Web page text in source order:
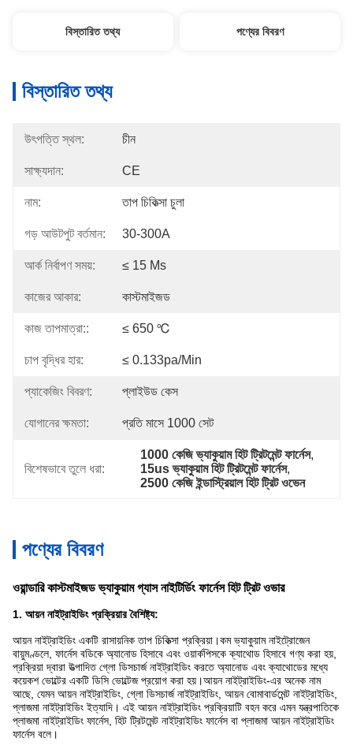
বিস্তারিত তথ্য পণ্যের বিবরণ
বিস্তারিত তথ্য
উৎপত্তি স্থল: চীন
সাক্ষ্যদান: CE
নাম: তাপ চিকিত্সা চুলা
গড় আউটপুট বর্তমান: 30-300A
আর্ক নির্বাপণ সময়: ≤ 15 Μs
কাজের আকার: কাস্টমাইজড
কাজ তাপমাত্রা:: ≤ 650 ℃
চাপ বৃদ্ধির হার: ≤ 0.133pa/min
প্যাকেজিং বিবরণ: প্লাইউড কেস
যোগানের ক্ষমতা: প্রতি মাসে 1000 সেট
বিশেষভাবে তুলে ধরা:
1000 কেজি ভ্যাকুয়াম হিট ট্রিটমেন্ট ফার্নেস,
15us ভ্যাকুয়াম হিট ট্রিটমেন্ট ফার্নেস,
2500 কেজি ইন্ডাস্ট্রিয়াল হিট ট্রিট ওভেন
পণ্যের বিবরণ
ওয়ান্ডারি কাস্টমাইজড ভ্যাকুয়াম গ্যাস নাইটির্ডিং ফার্নেস হিট ট্রিট ওভার
1. আয়ন নাইট্রাইডিং প্রক্রিয়ার বৈশিষ্ট্য:
আয়ন নাইট্রাইডিং একটি রাসায়নিক তাপ চিকিত্সা প্রক্রিয়া।কম ভ্যাকুয়াম নাইট্রোজেন
বায়ুমণ্ডলে, ফার্নেস বডিকে অ্যানোড হিসাবে এবং ওয়ার্কপিসকে ক্যাথোড হিসাবে গণ্য করা হয়,
প্রক্রিয়া দ্বারা উত্পাদিত গ্লো ডিসচার্জ নাইট্রাইডিং করতে অ্যানোড এবং ক্যাথোডের মধ্যে
কয়েকশ ভোল্টের একটি ডিসি ভোল্টেজ প্রয়োগ করা হয়।আয়ন নাইট্রাইডিং-এর অনেক নাম
আছে, যেমন আয়ন নাইট্রাইডিং, গ্লো ডিসচার্জ নাইট্রাইডিং, আয়ন বোমাবার্ডমেন্ট নাইট্রাইডিং,
প্লাজমা নাইট্রাইডিং ইত্যাদি। এই আয়ন নাইট্রাইডিং প্রক্রিয়াটি বহন করে এমন যন্ত্রপাতিকে
প্লাজমা নাইট্রাইডিং ফার্নেস, হিট ট্রিটমেন্ট নাইট্রাইডিং ফার্নেস বা প্লাজমা আয়ন নাইট্রাইডিং
ফার্নেস বলে।